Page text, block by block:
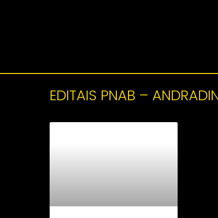
EDITAIS PNAB –